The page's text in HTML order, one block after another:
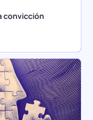
convicción